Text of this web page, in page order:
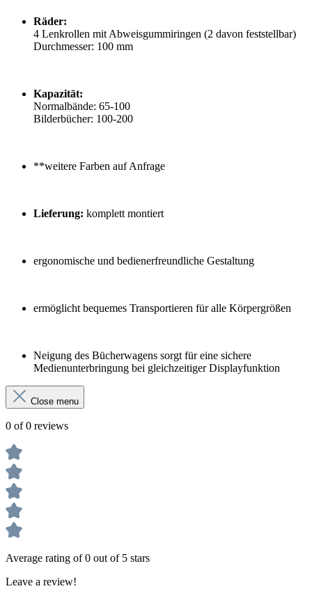
Räder:
4 Lenkrollen mit Abweisgummiringen (2 davon feststellbar)
Durchmesser: 100 mm
Kapazität:
Normalbände: 65-100
Bilderbücher: 100-200
**weitere Farben auf Anfrage
Lieferung: komplett montiert
ergonomische und bedienerfreundliche Gestaltung
ermöglicht bequemes Transportieren für alle Körpergrößen
Neigung des Bücherwagens sorgt für eine sichere
Medienunterbringung bei gleichzeitiger Displayfunktion
Close menu
0 of 0 reviews
Average rating of 0 out of 5 stars
Leave a review!